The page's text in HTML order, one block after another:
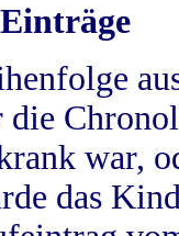
die
war,
das